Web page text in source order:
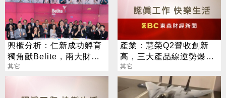
興櫃分析：仁新成功孵育
獨角獸Belite，兩大財經
外媒齊按讚，寫台灣生技
其它
產業：慧榮Q2營收創新
高，三大產品線逆勢爆
發，全年業績估增逾
100%
其它